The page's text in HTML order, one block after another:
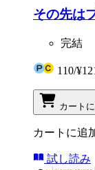
その先は
完結
110/
カート
カートに追
試し読み